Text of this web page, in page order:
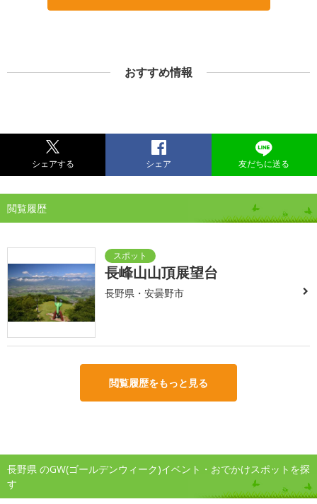
おすすめ情報
シェアする シェア 友だちに送る
閲覧履歴
長峰山山頂展望台
長野県・安曇野市
閲覧履歴をもっと見る
長野県 のGW(ゴールデンウィーク)イベント・おでかけスポットを探
す